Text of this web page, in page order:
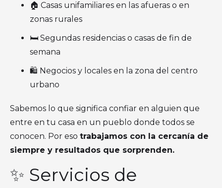
🏠 Casas unifamiliares en las afueras o en
zonas rurales
🛏️ Segundas residencias o casas de fin de
semana
🛍️ Negocios y locales en la zona del centro
urbano
Sabemos lo que significa confiar en alguien que
entre en tu casa en un pueblo donde todos se
conocen. Por eso trabajamos con la cercanía de
siempre y resultados que sorprenden.
✨ Servicios de